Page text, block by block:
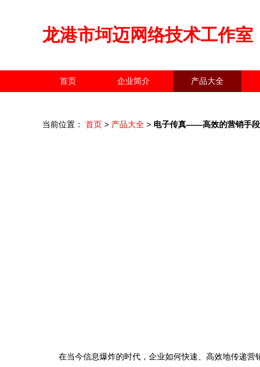
龙港市坷迈网络技术工作室
首页 企业简介 产品大全
当前位置： 首页 > 产品大全 > 电子传真——高效的营销手段
在当今信息爆炸的时代，企业如何快速、高效地传递